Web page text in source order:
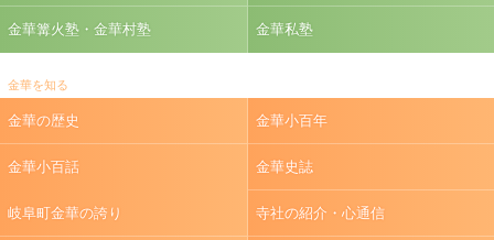
金華篝火塾・金華村塾 金華私塾
金華を知る
金華の歴史 金華小百年
金華小百話 金華史誌
岐阜町金華の誇り 寺社の紹介・心通信